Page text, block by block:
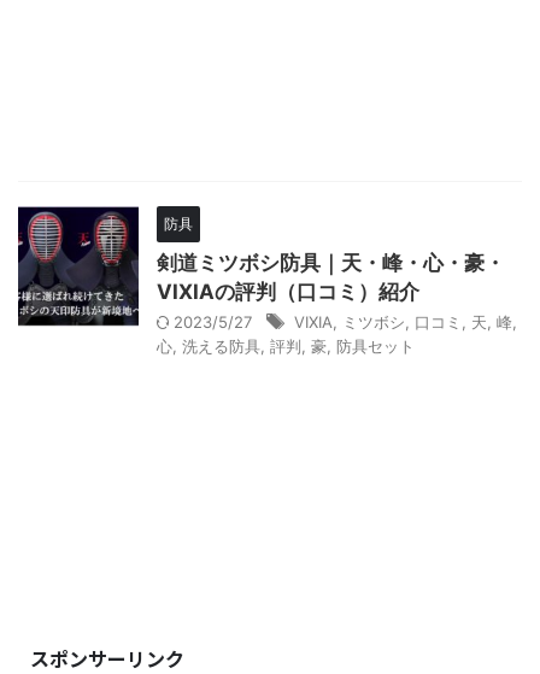
防具
剣道ミツボシ防具｜天・峰・心・豪・
VIXIAの評判（口コミ）紹介
2023/5/27 VIXIA ミツボシ 口コミ 天 峰
心 洗える防具 評判 豪 防具セット
スポンサーリンク